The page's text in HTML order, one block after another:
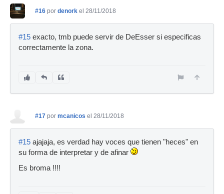
#16 por denork el 28/11/2018
#15 exacto, tmb puede servir de DeEsser si especificas
correctamente la zona.
#17 por mcanicos el 28/11/2018
#15 ajajaja, es verdad hay voces que tienen "heces" en
su forma de interpretar y de afinar
Es broma !!!!